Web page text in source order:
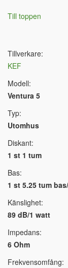
Till toppen
Tillverkare:
KEF
Modell:
Ventura 5
Typ:
Utomhus
Diskant:
1 st 1 tum
Bas:
1 st 5.25 tum
Känslighet:
89 dB/1 watt
Impedans:
6 Ohm
Frekvensomfång: